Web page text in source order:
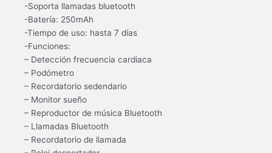
-Soporta llamadas bluetooth
-Batería: 250mAh
-Tiempo de uso: hasta 7 días
-Funciones:
– Detección frecuencia cardiaca
– Podómetro
– Recordatorio sedendario
– Monitor sueño
– Reproductor de música Bluetooth
– Llamadas Bluetooth
– Recordatorio de llamada